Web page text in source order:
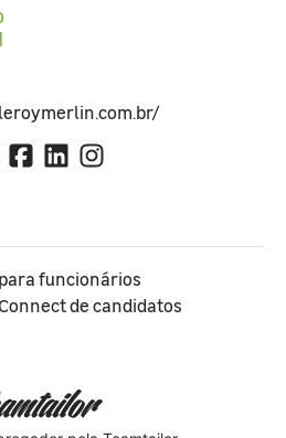
funcionários
de candidatos